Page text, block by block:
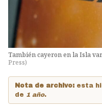
También cayeron en la Isla
Press)
Nota de archivo: esta
de 1 año.